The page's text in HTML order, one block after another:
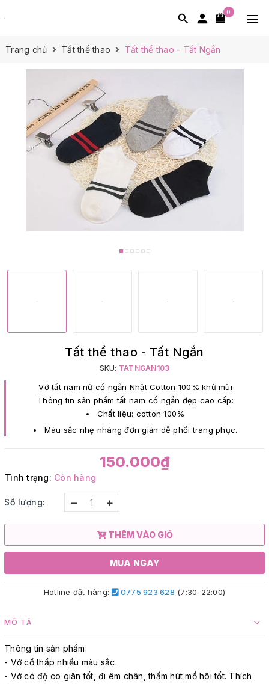
0
Trang chủ Tất thể thao Tất thể thao - Tất Ngắn
Tất thể thao - Tất Ngắn
SKU: TATNGAN103
Vớ tất nam nữ cổ ngắn Nhật Cotton 100% khử mùi
Thông tin sản phẩm tất nam cổ ngắn đẹp cao cấp:
Chất liệu: cotton 100%
Màu sắc nhẹ nhàng đơn giản dễ phối trang phục.
150.000₫
Tình trạng: Còn hàng
Số lượng: – +
THÊM VÀO GIỎ
MUA NGAY
Hotline đặt hàng: 0775 923 628 (7:30-22:00)
MÔ TẢ
Thông tin sản phẩm:
- Vớ cổ thấp nhiều màu sắc.
- Vớ có độ co giãn tốt, đi êm chân, thấm hút mồ hôi tốt. Thích